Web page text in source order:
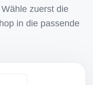
zuerst die
in die passende